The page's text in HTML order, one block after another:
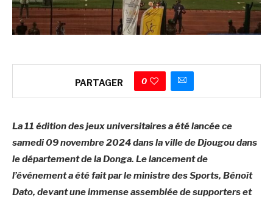
PARTAGER 0
La 11 édition des jeux universitaires a été lancée ce
samedi 09 novembre 2024 dans la ville de Djougou dans
le département de la Donga. Le lancement de
l’événement a été fait par le ministre des Sports, Bénoît
Dato, devant une immense assemblée de supporters et